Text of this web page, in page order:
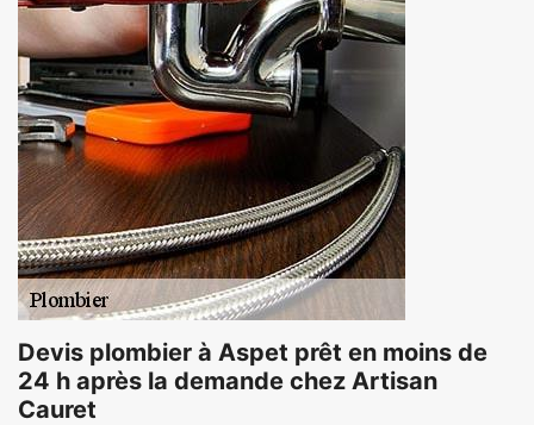
Devis plombier à Aspet prêt en moins de
24 h après la demande chez Artisan
Cauret